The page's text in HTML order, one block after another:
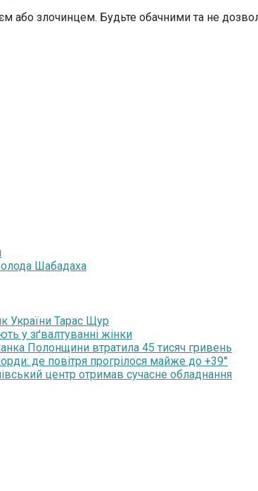
або злочинцем. Будьте обачними та не
Шабадаха
України Тарас Щур
у зґвалтуванні жінки
Полонщини втратила 45 тисяч гривень
де повітря прогрілося майже до +39°
центр отримав сучасне обладнання